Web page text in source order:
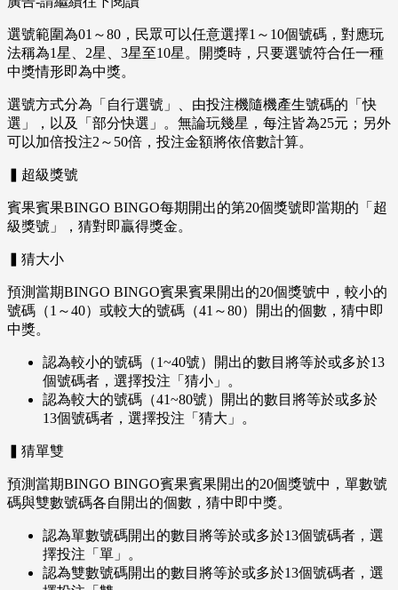
選號範圍為01～80，民眾可以任意選擇1～10個號碼，對應玩
法稱為1星、2星、3星至10星。開獎時，只要選號符合任一種
中獎情形即為中獎。
選號方式分為「自行選號」、由投注機隨機產生號碼的「快
選」，以及「部分快選」。無論玩幾星，每注皆為25元；另外
可以加倍投注2～50倍，投注金額將依倍數計算。
▍超級獎號
賓果賓果BINGO BINGO每期開出的第20個獎號即當期的「超
級獎號」，猜對即贏得獎金。
▍猜大小
預測當期BINGO BINGO賓果賓果開出的20個獎號中，較小的
號碼（1～40）或較大的號碼（41～80）開出的個數，猜中即
中獎。
認為較小的號碼（1~40號）開出的數目將等於或多於13
個號碼者，選擇投注「猜小」。
認為較大的號碼（41~80號）開出的數目將等於或多於
13個號碼者，選擇投注「猜大」。
▍猜單雙
預測當期BINGO BINGO賓果賓果開出的20個獎號中，單數號
碼與雙數號碼各自開出的個數，猜中即中獎。
認為單數號碼開出的數目將等於或多於13個號碼者，選
擇投注「單」。
認為雙數號碼開出的數目將等於或多於13個號碼者，選